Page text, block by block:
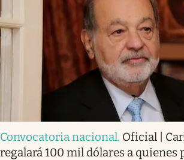
Convocatoria nacional. Oficial |
regalará 100 mil dólares a quienes